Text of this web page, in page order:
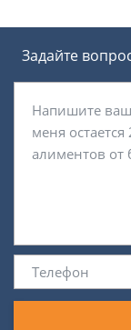
Задайте